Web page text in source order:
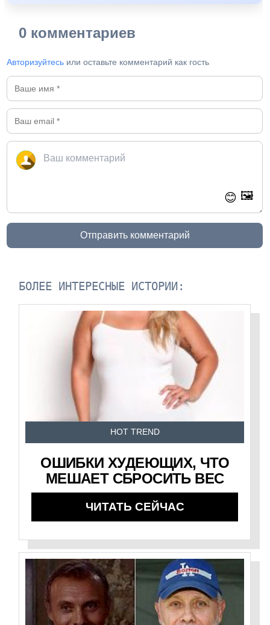
0 комментариев
Авторизуйтесь или оставьте комментарий как гость
😊 🖼️
Отправить комментарий
БОЛЕЕ ИНТЕРЕСНЫЕ ИСТОРИИ:
HOT TREND
ОШИБКИ ХУДЕЮЩИХ, ЧТО
МЕШАЕТ СБРОСИТЬ ВЕС
ЧИТАТЬ СЕЙЧАС